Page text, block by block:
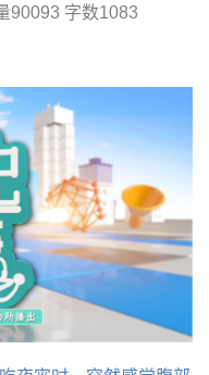
90093 字数1083